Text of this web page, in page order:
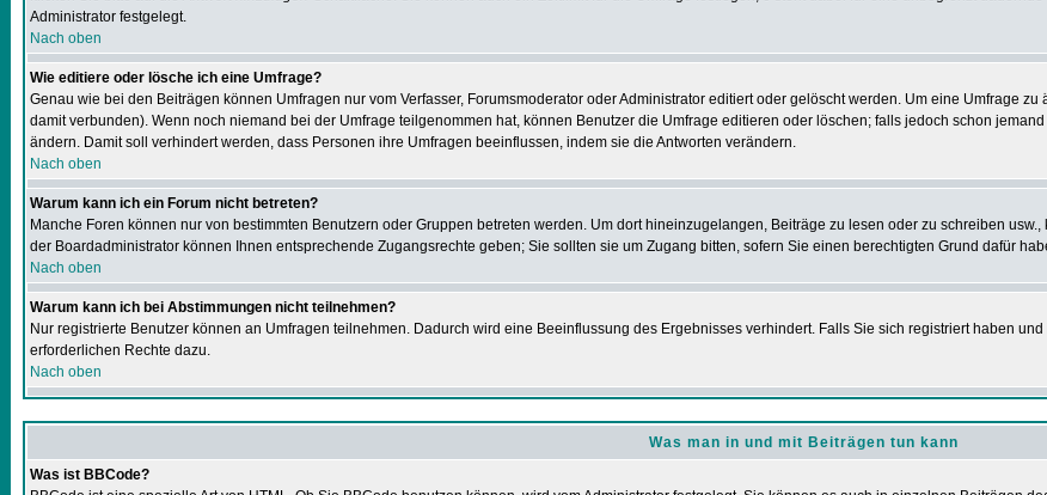
Administrator festgelegt.
Nach oben
Wie editiere oder lösche ich eine Umfrage?
Genau wie bei den Beiträgen können Umfragen nur vom Verfasser, Forumsmoderator oder Administrator editiert oder gelöscht werden. Um eine Umfrage
damit verbunden). Wenn noch niemand bei der Umfrage teilgenommen hat, können Benutzer die Umfrage editieren oder löschen; falls jedoch schon
ändern. Damit soll verhindert werden, dass Personen ihre Umfragen beeinflussen, indem sie die Antworten verändern.
Nach oben
Warum kann ich ein Forum nicht betreten?
Manche Foren können nur von bestimmten Benutzern oder Gruppen betreten werden. Um dort hineinzugelangen, Beiträge zu lesen oder zu schreiben
der Boardadministrator können Ihnen entsprechende Zugangsrechte geben; Sie sollten sie um Zugang bitten, sofern Sie einen berechtigten Grund dafür
Nach oben
Warum kann ich bei Abstimmungen nicht teilnehmen?
Nur registrierte Benutzer können an Umfragen teilnehmen. Dadurch wird eine Beeinflussung des Ergebnisses verhindert. Falls Sie sich registriert haben
erforderlichen Rechte dazu.
Nach oben
Was man in und mit Beiträgen tun kann
Was ist BBCode?